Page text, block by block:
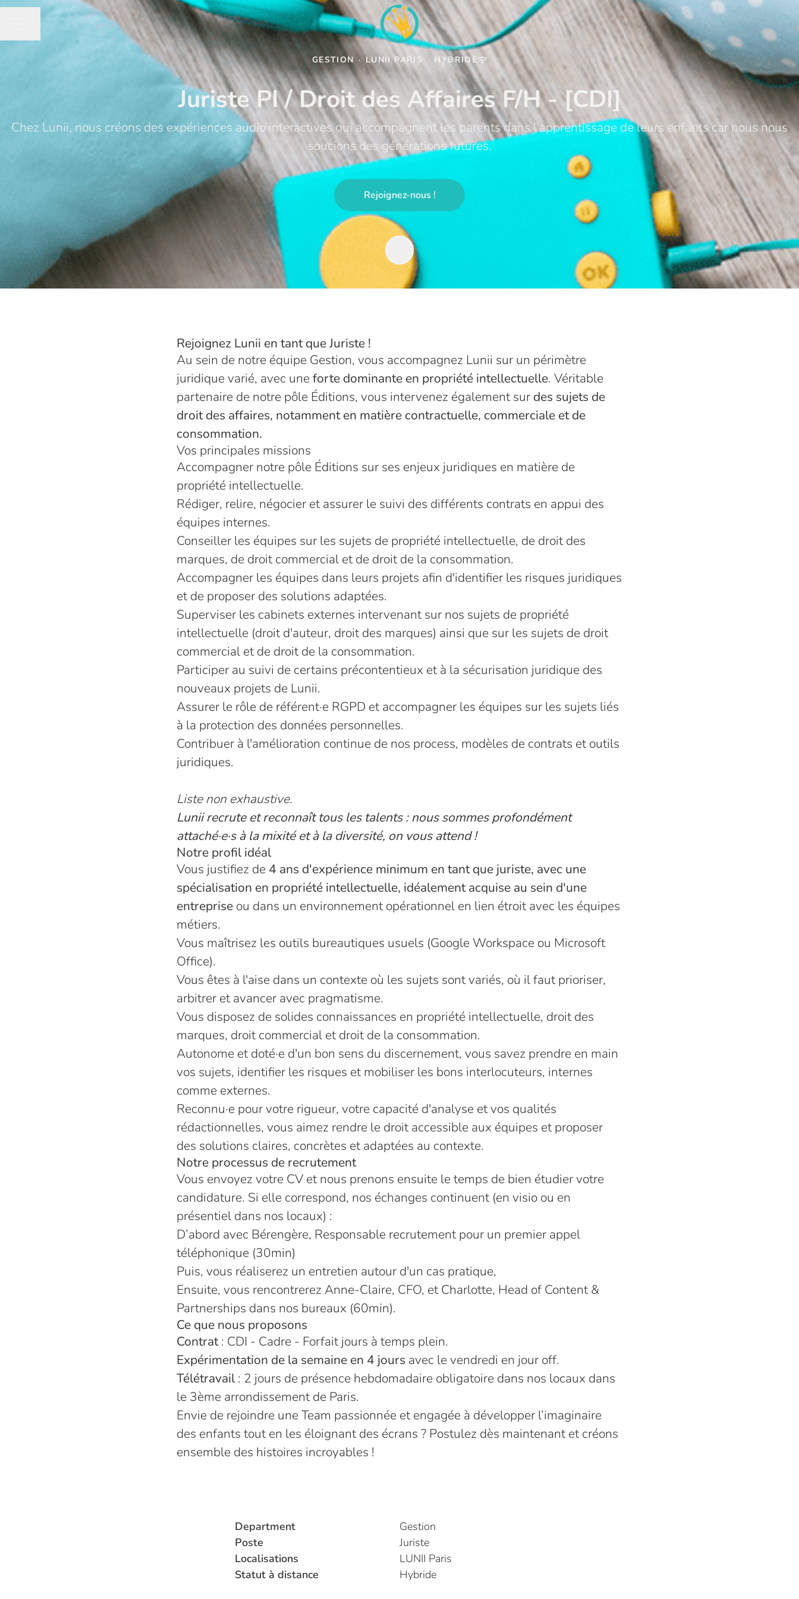
GESTION · LUNII PARIS · HYBRIDE
Juriste PI / Droit des Affaires F/H - [CDI]
Chez Lunii, nous créons des expériences audio interactives qui accompagnent les parents dans l’apprentissage de leurs enfants car nous nous
soucions des générations futures.
Rejoignez-nous !
Rejoignez Lunii en tant queJuriste !
Au sein de notre équipe Gestion, vous accompagnez Lunii sur un périmètre
juridique varié, avec une forte dominante en propriété intellectuelle. Véritable
partenaire de notre pôle Éditions, vous intervenez également sur des sujets de
droit des affaires, notamment en matière contractuelle, commerciale et de
consommation.
Vos principales missions
Accompagner notre pôle Éditions sur ses enjeux juridiques en matière de
propriété intellectuelle.
Rédiger, relire, négocier et assurer le suivi des différents contrats en appui des
équipes internes.
Conseiller les équipes sur les sujets de propriété intellectuelle, de droit des
marques, de droit commercial et de droit de la consommation.
Accompagner les équipes dans leurs projets afin d'identifier les risques juridiques
et de proposer des solutions adaptées.
Superviser les cabinets externes intervenant sur nos sujets de propriété
intellectuelle (droit d'auteur, droit des marques) ainsi que sur les sujets de droit
commercial et de droit de la consommation.
Participer au suivi de certains précontentieux et à la sécurisation juridique des
nouveaux projets de Lunii.
Assurer le rôle de référent·e RGPD et accompagner les équipes sur les sujets liés
à la protection des données personnelles.
Contribuer à l'amélioration continue de nos process, modèles de contrats et outils
juridiques.
Liste non exhaustive.
Lunii recrute et reconnaît tous les talents : nous sommes profondément
attaché·e·s à la mixité et à la diversité, on vous attend !
Notre profil idéal
Vous justifiez de 4 ans d'expérience minimum en tant que juriste, avec une
spécialisation en propriété intellectuelle, idéalement acquise au sein d'une
entreprise ou dans un environnement opérationnel en lien étroit avec les équipes
métiers.
Vous maîtrisez les outils bureautiques usuels (Google Workspace ou Microsoft
Office).
Vous êtes à l'aise dans un contexte où les sujets sont variés, où il faut prioriser,
arbitrer et avancer avec pragmatisme.
Vous disposez de solides connaissances en propriété intellectuelle, droit des
marques, droit commercial et droit de la consommation.
Autonome et doté·e d'un bon sens du discernement, vous savez prendre en main
vos sujets, identifier les risques et mobiliser les bons interlocuteurs, internes
comme externes.
Reconnu·e pour votre rigueur, votre capacité d'analyse et vos qualités
rédactionnelles, vous aimez rendre le droit accessible aux équipes et proposer
des solutions claires, concrètes et adaptées au contexte.
Notre processus de recrutement
Vous envoyez votre CV et nous prenons ensuite le temps de bien étudier votre
candidature. Si elle correspond, nos échanges continuent (en visio ou en
présentiel dans nos locaux) :
D’abord avec Bérengère, Responsable recrutement pour un premier appel
téléphonique (30min)
Puis, vous réaliserez un entretien autour d'un cas pratique,
Ensuite, vous rencontrerez Anne-Claire, CFO, et Charlotte, Head of Content &
Partnerships dans nos bureaux (60min).
Ce que nous proposons
Contrat: CDI - Cadre - Forfait jours à temps plein.
Expérimentation de la semaine en 4 jours avec le vendredi en jour off.
Télétravail : 2 jours de présence hebdomadaire obligatoire dans nos locaux dans
le 3ème arrondissement de Paris.
Envie de rejoindre une Team passionnée et engagée à développer l’imaginaire
des enfants tout en les éloignant des écrans ? Postulez dès maintenant et créons
ensemble des histoires incroyables !
Department
Gestion
Poste
Juriste
Localisations
LUNII Paris
Statut à distance
Hybride